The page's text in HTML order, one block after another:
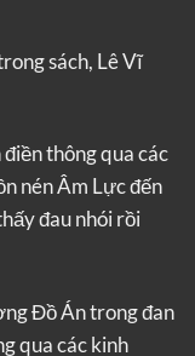
sách, Lê Vĩ
thông qua các
nén Âm Lực đến
đau nhói rồi
Đồ Án trong đan
qua các kinh